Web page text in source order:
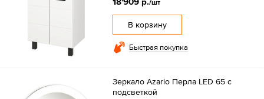
/шт
В корзину
Быстрая покупка
Зеркало Azario Перла LED 65 с
подсветкой